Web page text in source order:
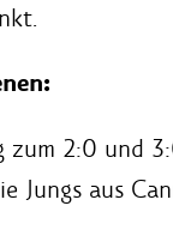
zum 2:0 und
Jungs aus